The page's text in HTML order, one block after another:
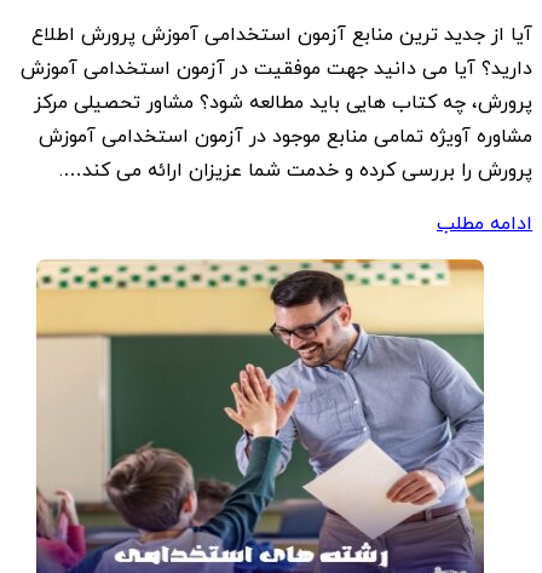
آیا از جدید ترین منابع آزمون استخدامی آموزش پرورش اطلاع
دارید؟ آیا می دانید جهت موفقیت در آزمون استخدامی آموزش
پرورش، چه کتاب هایی باید مطالعه شود؟ مشاور تحصیلی مرکز
مشاوره آویژه تمامی منابع موجود در آزمون استخدامی آموزش
پرورش را بررسی کرده و خدمت شما عزیزان ارائه می کند….
ادامه مطلب